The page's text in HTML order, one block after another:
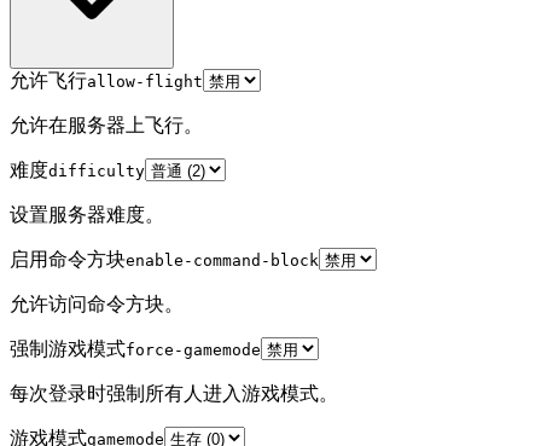
允许飞行allow-flight
允许在服务器上飞行。
难度difficulty
设置服务器难度。
启用命令方块enable-command-block
允许访问命令方块。
强制游戏模式force-gamemode
每次登录时强制所有人进入游戏模式。
游戏模式gamemode